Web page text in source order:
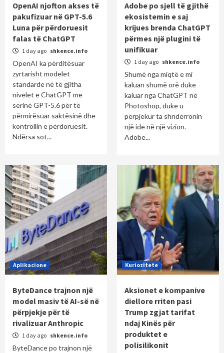
OpenAI njofton akses të
pakufizuar në GPT-5.6
Luna për përdoruesit
falas të ChatGPT
1 day ago shkence.info
OpenAI ka përditësuar
zyrtarisht modelet
standarde në të gjitha
nivelet e ChatGPT me
serinë GPT-5.6 për të
përmirësuar saktësinë dhe
kontrollin e përdoruesit.
Ndërsa sot...
Adobe po sjell të gjithë
ekosistemin e saj
krijues brenda ChatGPT
përmes një plugini të
unifikuar
1 day ago shkence.info
Shumë nga miqtë e mi
kaluan shumë orë duke
kaluar nga ChatGPT në
Photoshop, duke u
përpjekur ta shndërronin
një ide në një vizion.
Adobe...
Aplikacione
ByteDance trajnon një
model masiv të AI-së në
përpjekje për të
rivalizuar Anthropic
1 day ago shkence.info
ByteDance po trajnon një
Kuriozitete
Aksionet e kompanive
diellore rriten pasi
Trump zgjat tarifat
ndaj Kinës për
produktet e
polisilikonit